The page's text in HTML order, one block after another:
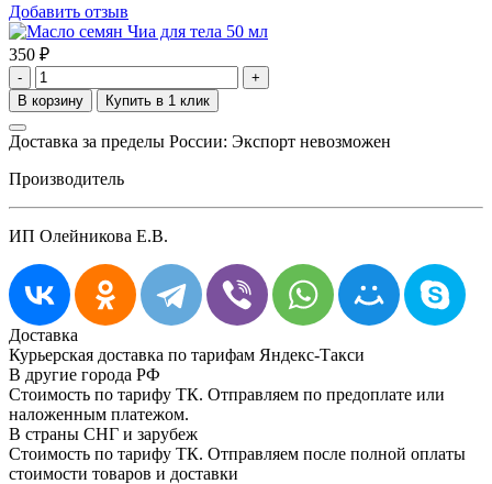
Добавить отзыв
350 ₽
- +
Доставка за пределы России: Экспорт невозможен
Производитель
ИП Олейникова Е.В.
Доставка
Курьерская доставка по тарифам Яндекс-Такси
В другие города РФ
Стоимость по тарифу ТК. Отправляем по предоплате или
наложенным платежом.
В страны СНГ и зарубеж
Стоимость по тарифу ТК. Отправляем после полной оплаты
стоимости товаров и доставки